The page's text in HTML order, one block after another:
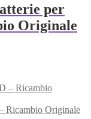
per
Originale
Ricambio Originale